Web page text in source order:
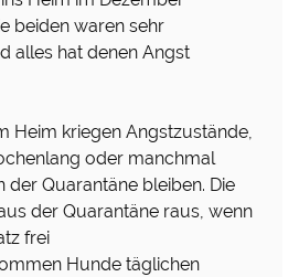
beiden waren sehr
alles hat denen Angst
Heim kriegen Angstzustände,
oder manchmal
der Quarantäne bleiben. Die
der Quarantäne raus, wenn
frei
Hunde täglichen